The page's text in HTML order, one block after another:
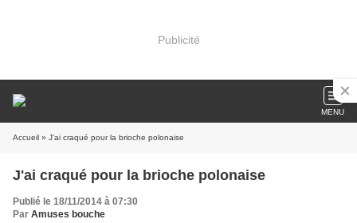
Publicité
MENU
Accueil » J'ai craqué pour la brioche polonaise
J'ai craqué pour la brioche polonaise
Publié le 18/11/2014 à 07:30
Par Amuses bouche